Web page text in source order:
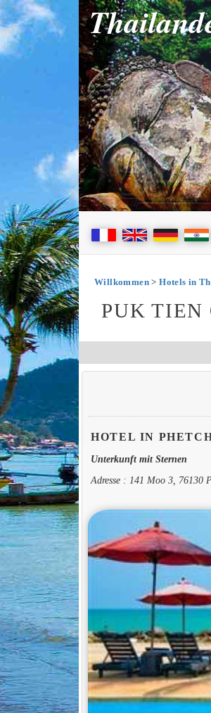
Willkommen>Hotels in
PUK TIEN
HOTEL IN
Unterkunft mit Sternen
Adresse : 141 Moo 3, 76130